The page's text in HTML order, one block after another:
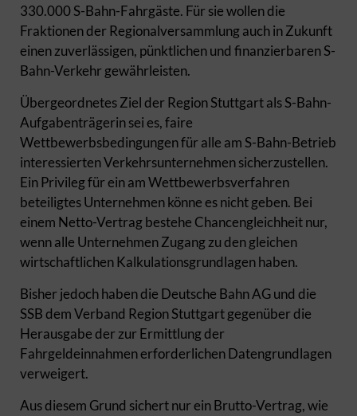
330.000 S-Bahn-Fahrgäste. Für sie wollen die
Fraktionen der Regionalversammlung auch in Zukunft
einen zuverlässigen, pünktlichen und finanzierbaren S-
Bahn-Verkehr gewährleisten.
Übergeordnetes Ziel der Region Stuttgart als S-Bahn-
Aufgabenträgerin sei es, faire
Wettbewerbsbedingungen für alle am S-Bahn-Betrieb
interessierten Verkehrsunternehmen sicherzustellen.
Ein Privileg für ein am Wettbewerbsverfahren
beteiligtes Unternehmen könne es nicht geben. Bei
einem Netto-Vertrag bestehe Chancengleichheit nur,
wenn alle Unternehmen Zugang zu den gleichen
wirtschaftlichen Kalkulationsgrundlagen haben.
Bisher jedoch haben die Deutsche Bahn AG und die
SSB dem Verband Region Stuttgart gegenüber die
Herausgabe der zur Ermittlung der
Fahrgeldeinnahmen erforderlichen Datengrundlagen
verweigert.
Aus diesem Grund sichert nur ein Brutto-Vertrag, wie